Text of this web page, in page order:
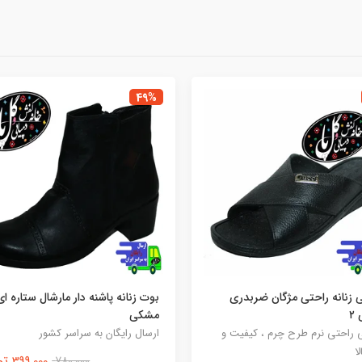
زنانه راحتی مژگان ضربدری
راحتی نرم طرح چرم ، کیفیت و
49%
بوت زنانه پاشنه دار مارشال ستاره
مشکی
ارسال رایگان به سراسر کشور